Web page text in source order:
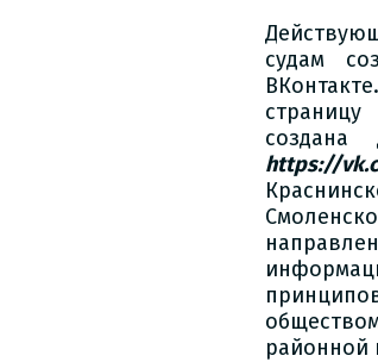
судам
страницу
https://
районной